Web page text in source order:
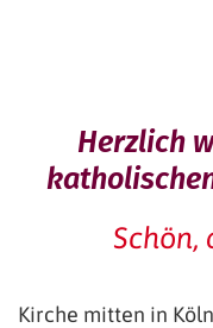
Herzlich
Schön,
Kirche mitten in